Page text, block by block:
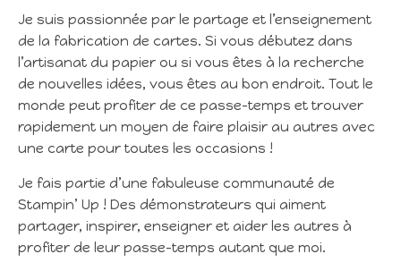
Je suis passionnée par le partage et l’enseignement
de la fabrication de cartes. Si vous débutez dans
l’artisanat du papier ou si vous êtes à la recherche
de nouvelles idées, vous êtes au bon endroit. Tout le
monde peut profiter de ce passe-temps et trouver
rapidement un moyen de faire plaisir au autres avec
une carte pour toutes les occasions !
Je fais partie d’une fabuleuse communauté de
Stampin’ Up ! Des démonstrateurs qui aiment
partager, inspirer, enseigner et aider les autres à
profiter de leur passe-temps autant que moi.